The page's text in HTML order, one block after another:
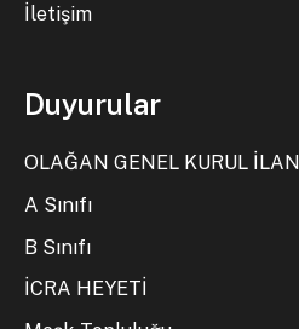
İletişim
Duyurular
OLAĞAN GENEL KURUL İLANI
A Sınıfı
B Sınıfı
İCRA HEYETİ